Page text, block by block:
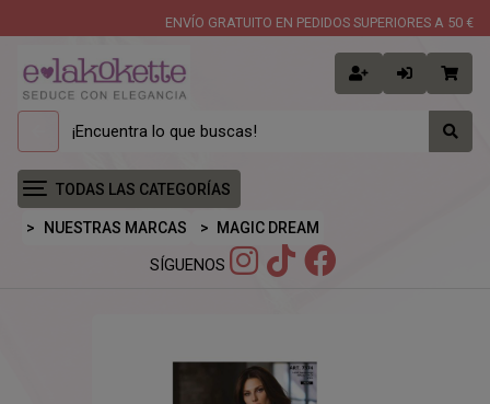
ENVÍO GRATUITO EN PEDIDOS SUPERIORES A 50 €
TODAS LAS CATEGORÍAS
NUESTRAS MARCAS MAGIC DREAM
SÍGUENOS